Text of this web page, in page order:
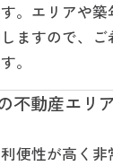
。エリアや築
ますので、ご
。
不動産エリ
便性が高く非